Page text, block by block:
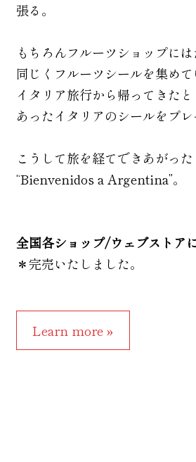
張る。
もちろんフルーツショップに
同じくフルーツシールを集め
イタリア旅行から帰ってきた
あったイタリアのシールをプレ
こうして旅を経てできあがっ
“Bienvenidos a Argentina”。
全国各ショップ/ウェブストア
＊完売いたしました。
Learn more »